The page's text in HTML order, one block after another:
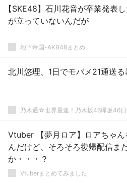
【SKE48】石川花音が卒業発表
が立っていないんだが
地下帝国-AKB48まとめ
北川悠理、1日でモバメ21通送
Vtuber 【夢月ロア】ロアちゃん
んだけど、そろそろ復帰配信ま
か・・・？
Vtuberまとめてみました